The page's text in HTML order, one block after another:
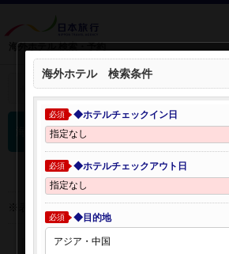
海外ホテル 検索・予約
検索条件を開く：
海外ホテル 検索結果
※表示金額はオンライン予約時の金額です。
海外ホテル 検索条件
必須 ◆ホテルチェックイン日
必須 ◆ホテルチェックアウト日
必須 ◆目的地